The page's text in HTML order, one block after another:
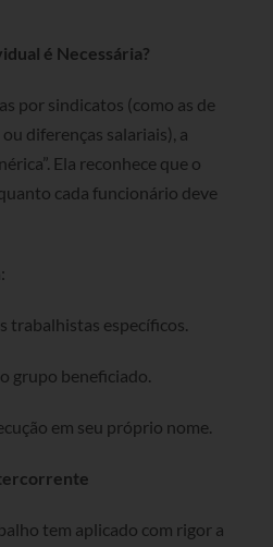
é Necessária?
por sindicatos (como as de
diferenças salariais), a
Ela reconhece que o
cada funcionário deve
trabalhistas específicos.
grupo beneficiado.
em seu próprio nome.
tem aplicado com rigor a